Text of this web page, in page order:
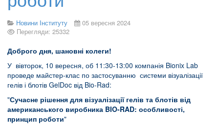
Новини Інституту
05 вересня 2024
Перегляди: 25332
Доброго дня, шановні колеги!
У вівторок, 10 вересня, об 11:30-13:00 компанія Bionix Lab
проведе майстер-клас по застосуванню системи візуалізації
гелів і блотів GelDoc від Bio-Rad:
"Сучасне рішення для візуалізації гелів та блотів від
американського виробника BIO-RAD: особливості,
принцип роботи"